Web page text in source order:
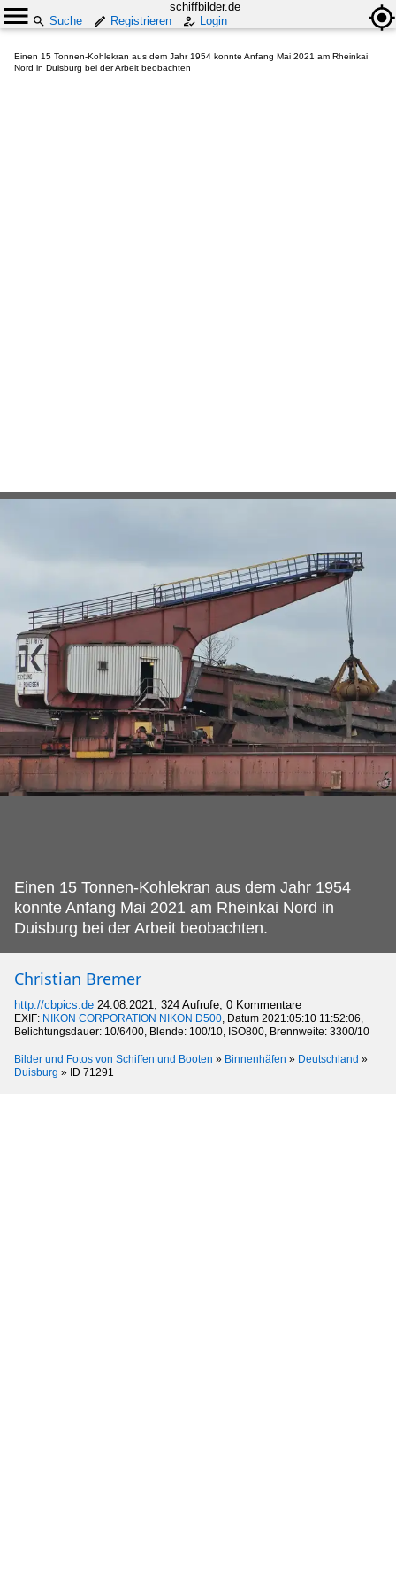
schiffbilder.de
Suche
Registrieren Login
Einen 15 Tonnen-Kohlekran aus dem Jahr 1954 konnte Anfang Mai 2021 am Rheinkai
Nord in Duisburg bei der Arbeit beobachten
Einen 15 Tonnen-Kohlekran aus dem Jahr 1954
konnte Anfang Mai 2021 am Rheinkai Nord in
Duisburg bei der Arbeit beobachten.
Christian Bremer
http://cbpics.de 24.08.2021, 324 Aufrufe, 0 Kommentare
EXIF: NIKON CORPORATION NIKON D500, Datum 2021:05:10 11:52:06,
Belichtungsdauer: 10/6400, Blende: 100/10, ISO800, Brennweite: 3300/10
Bilder und Fotos von Schiffen und Booten » Binnenhäfen » Deutschland »
Duisburg » ID 71291